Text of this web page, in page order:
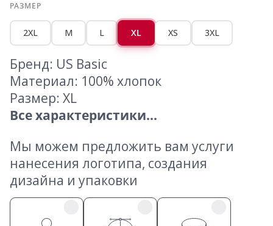
РАЗМЕР
2XL M L XL XS 3XL
Бренд: US Basic
Материал: 100% хлопок
Размер: XL
Все характеристики...
Мы можем предложить вам услуги
нанесения логотипа, создания
дизайна и упаковки